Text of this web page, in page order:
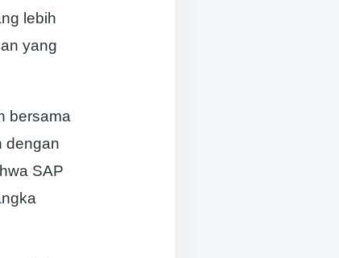
lebih
yang
bersama
dengan
SAP